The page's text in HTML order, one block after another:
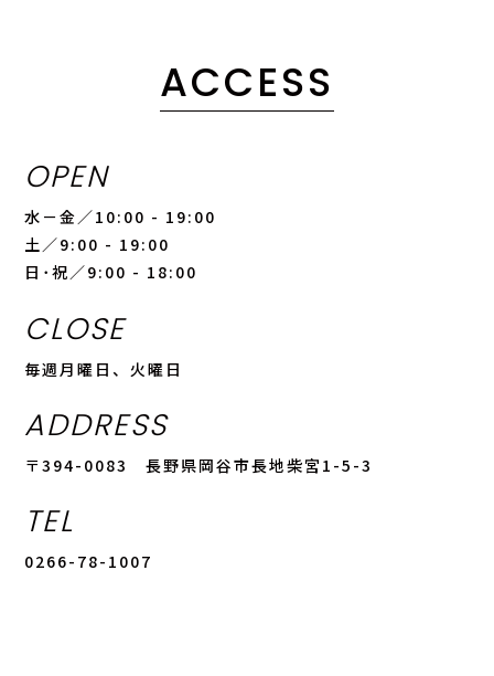
ACCESS
OPEN
水－金／10:00 - 19:00
土／9:00 - 19:00
日･祝／9:00 - 18:00
CLOSE
毎週月曜日、火曜日
ADDRESS
〒394-0083 長野県岡谷市長地柴宮1-5-3
TEL
0266-78-1007